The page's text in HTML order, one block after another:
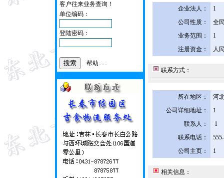
客户往来业务查询！
单位编码：
登陆密码：
帮助......
企业法人：
1
公司性质：
全
业务范围：
1
注册资金：
人
联系方式：
所在地区：
河
公司详细地址：
1
联系人：
1
联系电话：
公司主页：
1
相关信息：